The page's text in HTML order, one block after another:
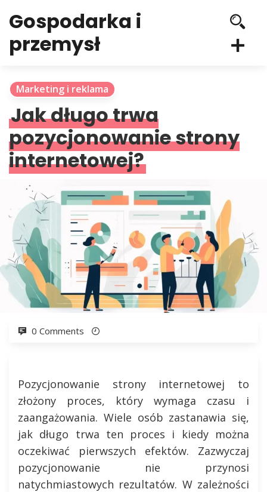
Gospodarka i
przemysł
Marketing i reklama
Jak długo trwa
pozycjonowanie strony
internetowej?
0 Comments
Pozycjonowanie strony internetowej to
złożony proces, który wymaga czasu i
zaangażowania. Wiele osób zastanawia się,
jak długo trwa ten proces i kiedy można
oczekiwać pierwszych efektów. Zazwyczaj
pozycjonowanie nie przynosi
natychmiastowych rezultatów. W zależności